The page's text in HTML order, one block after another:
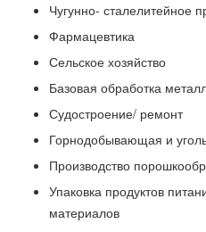
Чугунно- сталелитейное
Фармацевтика
Сельское хозяйство
Базовая обработка
Судостроение/ ремонт
Горнодобывающая и
Производство
Упаковка продуктов
материалов